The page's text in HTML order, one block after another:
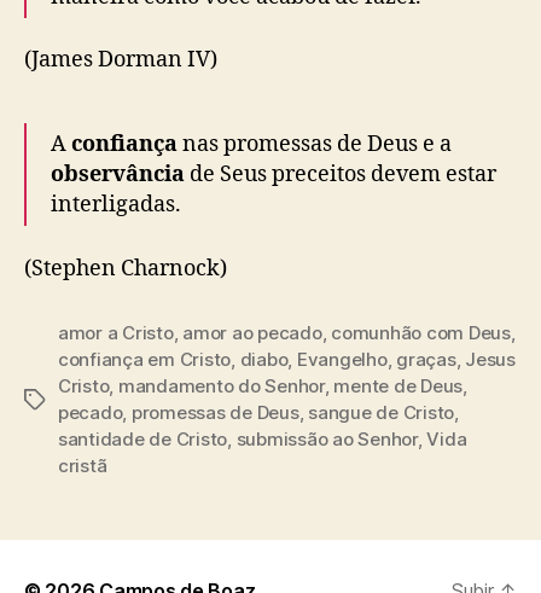
(James Dorman IV)
Aconfiançanas promessas de Deus e a
observância de Seus preceitos devem estar
interligadas.
(Stephen Charnock)
T
amor a Cristo, amor ao pecado, comunhão com Deus,
confiança em Cristo, diabo, Evangelho, graças, Jesus
Cristo, mandamento do Senhor, mente de Deus,
pecado, promessas de Deus, sangue de Cristo,
santidade de Cristo, submissão ao Senhor,Vida
cristã